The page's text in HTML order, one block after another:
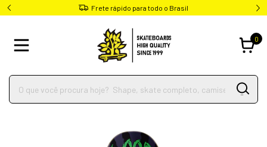
Frete rápido para todo o Brasil
0